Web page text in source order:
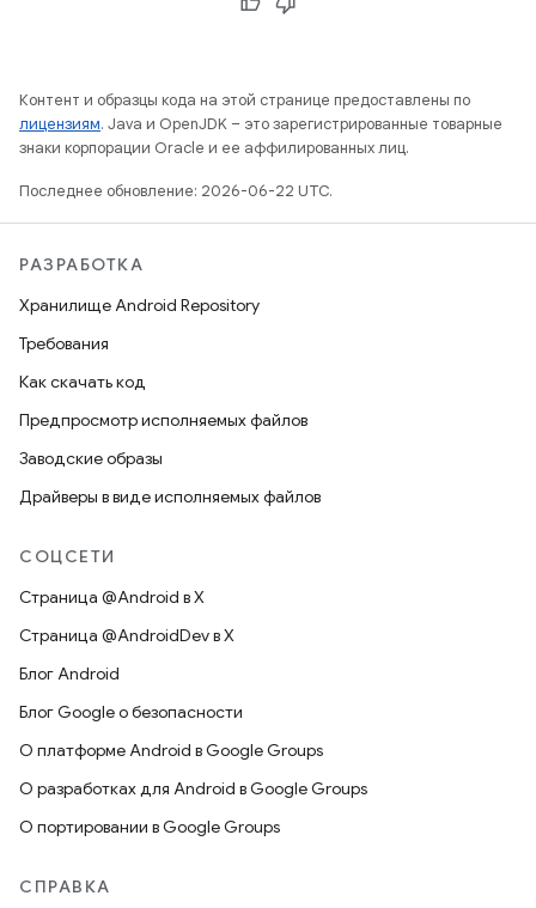
Контент и образцы кода на этой странице предоставлены по
лицензиям. Java и OpenJDK – это зарегистрированные товарные
знаки корпорации Oracle и ее аффилированных лиц.
Последнее обновление: 2026-06-22 UTC.
РАЗРАБОТКА
Хранилище Android Repository
Требования
Как скачать код
Предпросмотр исполняемых файлов
Заводские образы
Драйверы в виде исполняемых файлов
СОЦСЕТИ
Страница @Android в X
Страница @AndroidDev в X
Блог Android
Блог Google о безопасности
О платформе Android в Google Groups
О разработках для Android в Google Groups
О портировании в Google Groups
СПРАВКА